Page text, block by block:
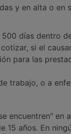
y en alta o
días dentro
si el
para las
trabajo, o a
encuentren"
años. En